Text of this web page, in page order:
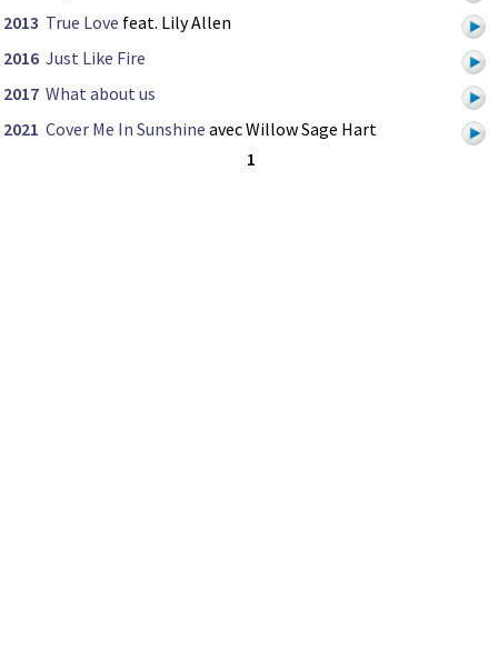
2013 True Love feat. Lily Allen
2016 Just Like Fire
2017 What about us
2021 Cover Me In Sunshine avec Willow Sage Hart
1